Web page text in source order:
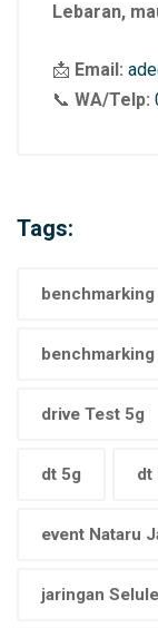
Lebaran,
📩 Email:
📞 WA/Telp:
Tags:
drive Test 5g
dt 5g dt
event Nataru
jaringan